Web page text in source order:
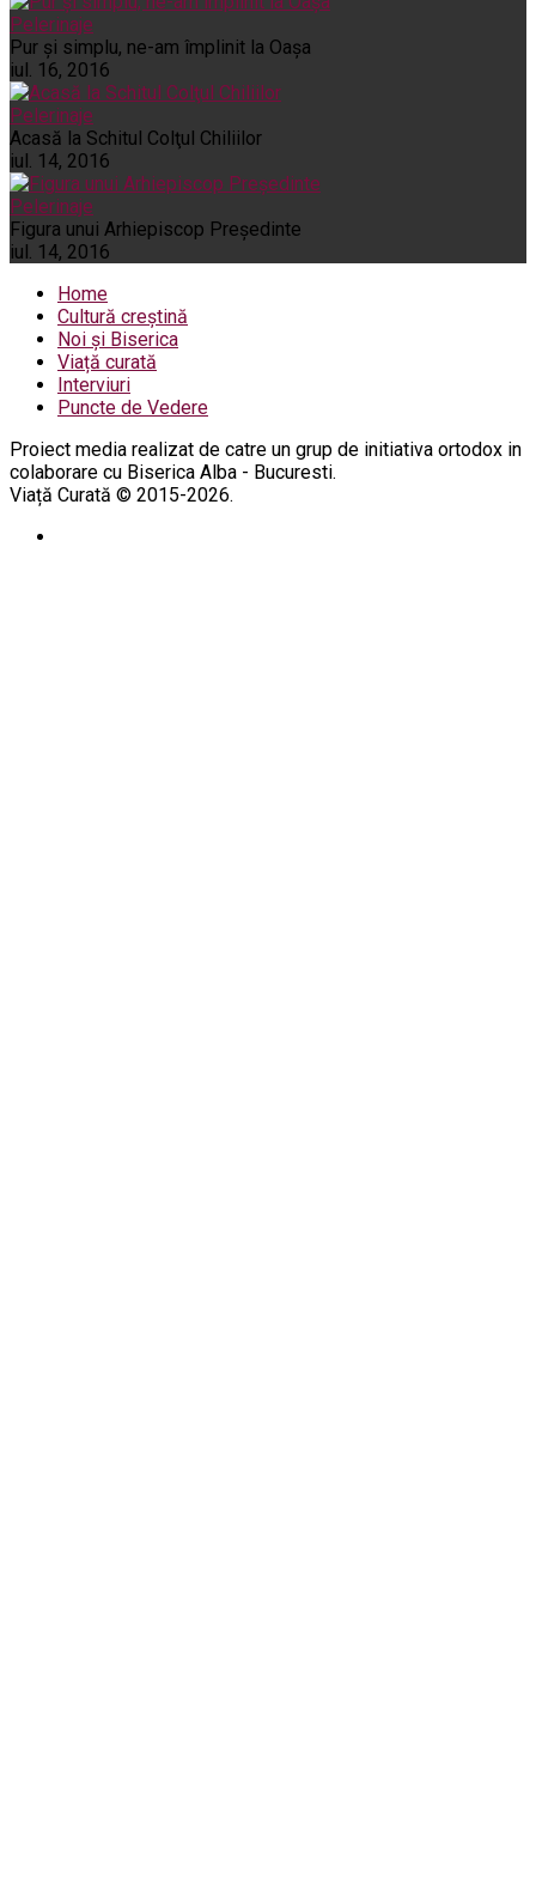
Pelerinaje
Pur şi simplu, ne-am împlinit la Oaşa
iul. 16, 2016
Pelerinaje
Acasă la Schitul Colţul Chiliilor
iul. 14, 2016
Pelerinaje
Figura unui Arhiepiscop Preşedinte
iul. 14, 2016
Home
Cultură creștină
Noi și Biserica
Viață curată
Interviuri
Puncte de Vedere
Proiect media realizat de catre un grup de initiativa ortodox in
colaborare cu Biserica Alba - Bucuresti.
Viață Curată © 2015-2026.